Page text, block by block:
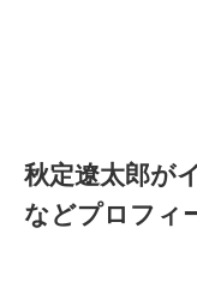
秋定遼太郎が
などプロフィ